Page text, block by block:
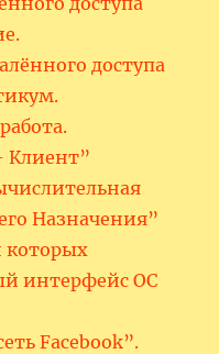
доступа
Клиент”
Назначения”
интерфейс ОС
Facebook”.